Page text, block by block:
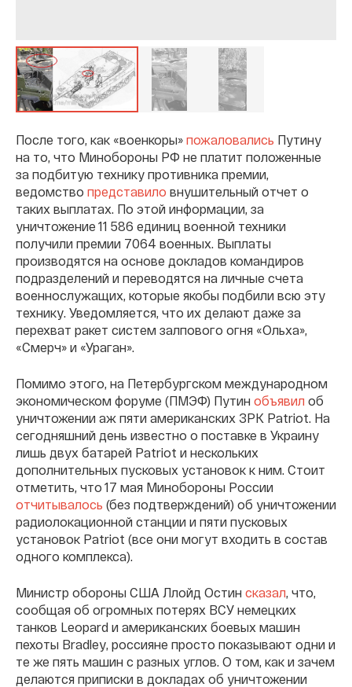
После того, как «военкоры» пожаловались Путину
на то, что Минобороны РФ не платит положенные
за подбитую технику противника премии,
ведомство представило внушительный отчет о
таких выплатах. По этой информации, за
уничтожение 11 586 единиц военной техники
получили премии 7064 военных. Выплаты
производятся на основе докладов командиров
подразделений и переводятся на личные счета
военнослужащих, которые якобы подбили всю эту
технику. Уведомляется, что их делают даже за
перехват ракет систем залпового огня «Ольха»,
«Смерч» и «Ураган».
Помимо этого, на Петербургском международном
экономическом форуме (ПМЭФ) Путин объявил об
уничтожении аж пяти американских ЗРК Patriot. На
сегодняшний день известно о поставке в Украину
лишь двух батарей Patriot и нескольких
дополнительных пусковых установок к ним. Стоит
отметить, что 17 мая Минобороны России
отчитывалось (без подтверждений) об уничтожении
радиолокационной станции и пяти пусковых
установок Patriot (все они могут входить в состав
одного комплекса).
Министр обороны США Ллойд Остин сказал, что,
сообщая об огромных потерях ВСУ немецких
танков Leopard и американских боевых машин
пехоты Bradley, россияне просто показывают одни и
те же пять машин с разных углов. О том, как и зачем
делаются приписки в докладах об уничтожении